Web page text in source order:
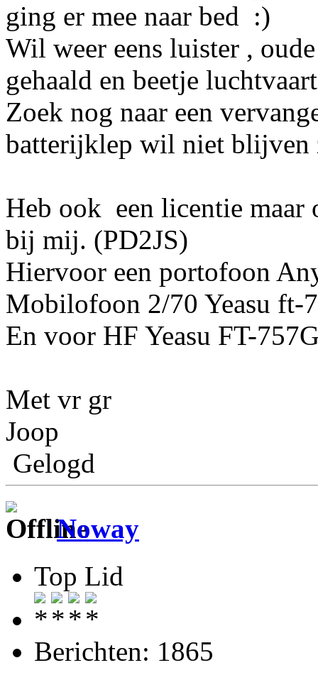
ging er mee naar bed
Wil weer eens luister ,
gehaald en beetje
Zoek nog naar een
batterijklep wil niet blijven
Heb ook een licentie maar
bij mij. (PD2JS)
Hiervoor een portofoon
Mobilofoon 2/70 Yeasu ft-
En voor HF Yeasu FT-
Met vr gr
Joop
Gelogd
Noway
Top Lid
Berichten: 1865